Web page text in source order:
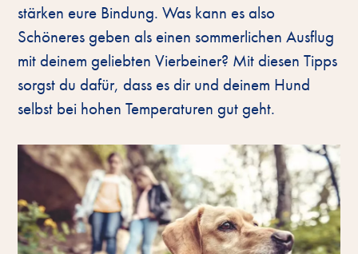
stärken eure Bindung. Was kann es also
Schöneres geben als einen sommerlichen Ausflug
mit deinem geliebten Vierbeiner? Mit diesen Tipps
sorgst du dafür, dass es dir und deinem Hund
selbst bei hohen Temperaturen gut geht.